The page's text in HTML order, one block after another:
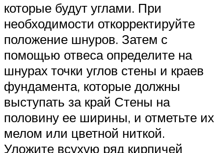
которые будут углами. При
необходимости откорректируйте
положение шнуров. Затем с
помощью отвеса определите на
шнурах точки углов стены и краев
фундамента, которые должны
выступать за край Стены на
половину ее ширины, и отметьте их
мелом или цветной ниткой.
Уложите всухую ряд кирпичей